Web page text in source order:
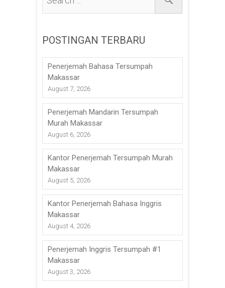
POSTINGAN TERBARU
Penerjemah Bahasa Tersumpah
Makassar
August 7, 2026
Penerjemah Mandarin Tersumpah
Murah Makassar
August 6, 2026
Kantor Penerjemah Tersumpah Murah
Makassar
August 5, 2026
Kantor Penerjemah Bahasa Inggris
Makassar
August 4, 2026
Penerjemah Inggris Tersumpah #1
Makassar
August 3, 2026